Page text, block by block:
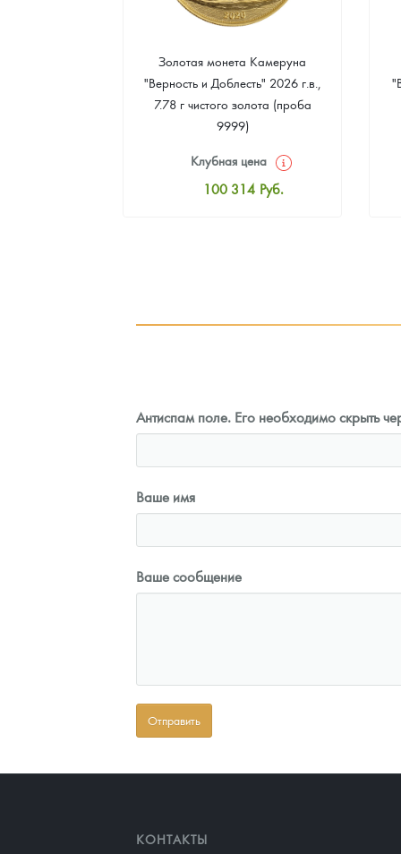
Золотая монета Камеруна
"Верность и Доблесть" 2026 г.в.,
7.78 г чистого золота (проба
9999)
Клубная цена
100 314 Руб.
Антиспам поле. Его необходимо скрыть
Ваше имя
Ваше сообщение
КОНТАКТЫ